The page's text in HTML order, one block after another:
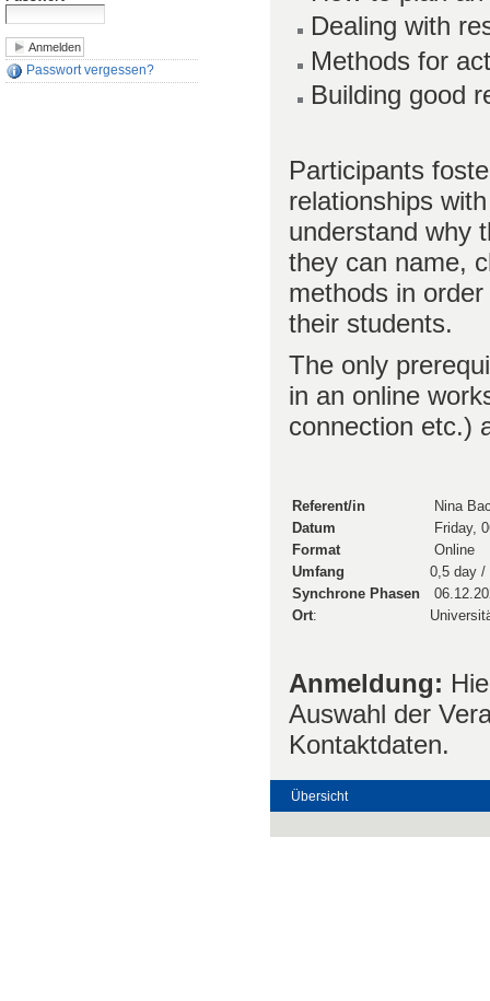
Passwort vergessen?
Dealing with
Methods for
Building good
Participants
relationships
understand why
they can name,
methods in
their students.
The only
in an online
connection etc.)
Referent/in
Nina
Datum
Friday,
Format
Online
Umfang
0,5 day /
Synchrone Phasen
Ort:
Anmeldung:
Auswahl der
Kontaktdaten.
Übersicht